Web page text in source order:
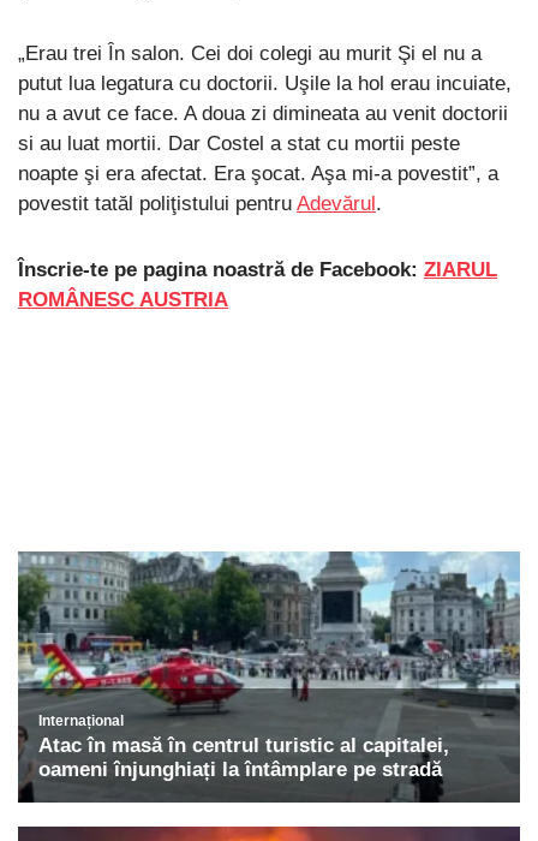
„Erau trei În salon. Cei doi colegi au murit Şi el nu a
putut lua legatura cu doctorii. Uşile la hol erau incuiate,
nu a avut ce face. A doua zi dimineata au venit doctorii
si au luat mortii. Dar Costel a stat cu mortii peste
noapte şi era afectat. Era şocat. Aşa mi-a povestit”, a
povestit tatăl poliţistului pentru Adevărul.
Înscrie-te pe pagina noastră de Facebook: ZIARUL
ROMÂNESC AUSTRIA